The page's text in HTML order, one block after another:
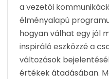
a vezetői
élményalapú
hogyan válhat egy jól
inspiráló eszközzé a
változások
értékek átadásában.